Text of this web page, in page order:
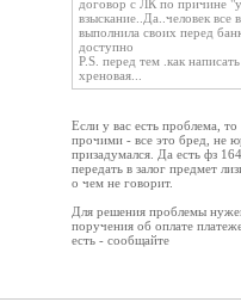
договор с ЛК по причине
взыскание..Да..человек все
выполнила своих перед
доступно
Р.S. перед тем .как
хреновая...
Если у вас есть проблема,
прочими - все это бред, не
призадумался. Да есть фз
передать в залог предмет
о чем не говорит.
Для решения проблемы
поручения об оплате
есть - сообщайте